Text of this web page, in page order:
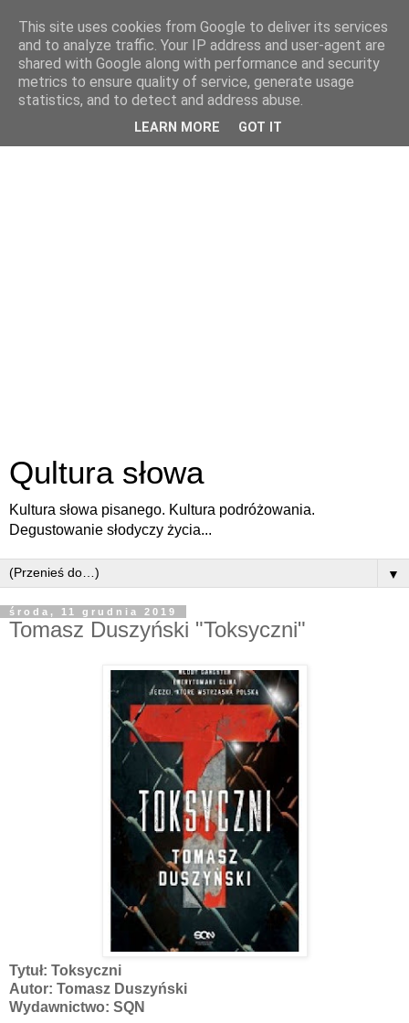
Qultura słowa
Kultura słowa pisanego. Kultura podróżowania.
Degustowanie słodyczy życia...
▼
środa, 11 grudnia 2019
Tomasz Duszyński "Toksyczni"
Tytuł: Toksyczni
Autor: Tomasz Duszyński
Wydawnictwo: SQN
This site uses cookies from Google to deliver its services
and to analyze traffic. Your IP address and user-agent are
shared with Google along with performance and security
metrics to ensure quality of service, generate usage
statistics, and to detect and address abuse.
LEARN MORE GOT IT